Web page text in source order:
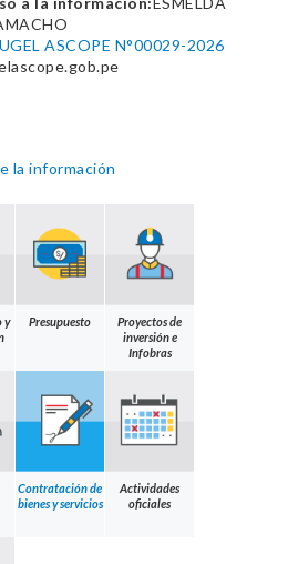
ASCOPE N°00029-2026
la información
y
Presupuesto
Proyectos de
inversión e
Infobras
Contratación de
bienes y servicios
Actividades
oficiales